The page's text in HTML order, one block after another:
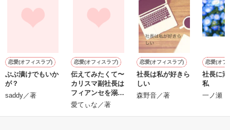
作品を読む
鷹哉『宜しくな、俺の雛子』🦅
雛子『俺の……ひぃ、雛子？！！！』🐥
シゴデキで冷徹な上司が見せる素顔は、なぜか想像以上に甘く
※表紙も作中使用の画像も全てフリー素材です。
※執筆期間2026.6.3〜7.20完結です。
※他サイトさんにて恋愛トレンド1位でした〜良かったら読ん
で頂けると嬉しいです。
恋愛(オフィスラブ)
ぶぶ漬けでもいか
が？
saddy／著
恋愛(オフィスラブ)
伝えてみたくて〜
カリスマ副社長は
フィアンセを溺愛
する〜
愛てぃな／著
恋愛(オフィスラブ)
社長は私が好きら
しい
森野音／著
恋愛(オフ
社長に
私
一ノ瀬